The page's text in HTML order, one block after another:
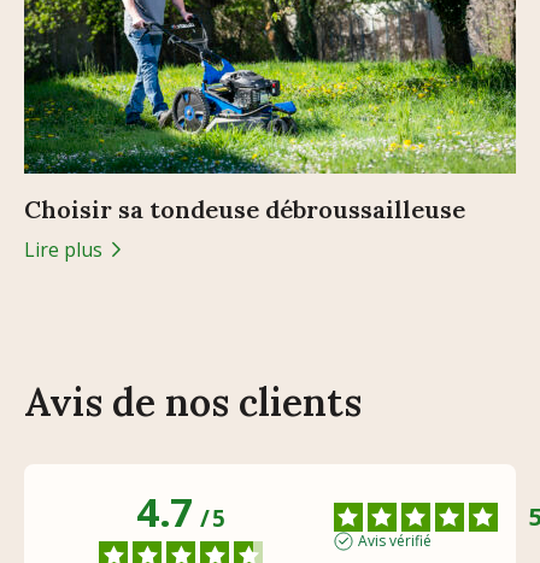
Choisir sa tondeuse débroussailleuse
Lire plus
Avis de nos clients
4.7/5
Avis vérifié